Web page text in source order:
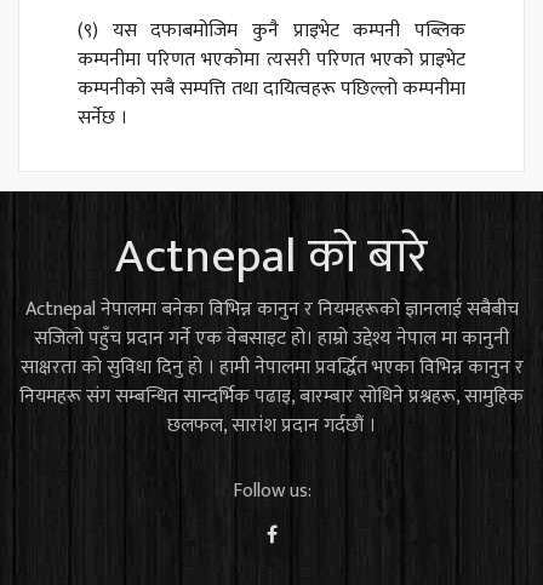
(९) यस दफाबमोजिम कुनै प्राइभेट कम्पनी पब्लिक
कम्पनीमा परिणत भएकोमा त्यसरी परिणत भएको प्राइभेट
कम्पनीको सबै सम्पत्ति तथा दायित्वहरू पछिल्लो कम्पनीमा
सर्नेछ ।
Actnepal को बारे
Actnepal नेपालमा बनेका विभिन्न कानुन र नियमहरूको ज्ञानलाई सबैबीच
सजिलो पहुँच प्रदान गर्ने एक वेबसाइट हो। हाम्रो उद्देश्य नेपाल मा कानुनी
साक्षरता को सुविधा दिनु हो । हामी नेपालमा प्रवर्द्धित भएका विभिन्न कानुन र
नियमहरू संग सम्बन्धित सान्दर्भिक पढाइ, बारम्बार सोधिने प्रश्नहरू, सामुहिक
छलफल, सारांश प्रदान गर्दछौं ।
Follow us: